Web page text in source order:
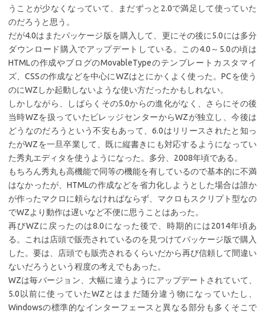
うことが少なくなっていて、まだずっと2.0で満足して使っていた
のだろうと思う。
だが4.0はまたパッケージ版を購入して、更にその後に5.0には多分
ダウンロード購入でアップデートしている。この4.0～5.0の頃は
HTMLの作成やブログのMovableTypeのテンプレートカスタマイ
ズ、CSSの作成などを中心にWZはとにかくよく使った。PCを使う
のにWZしか起動しないような使い方だったかもしれない。
しかしながら、しばらくその5.0からの進化がなく、さらにその後
当時WZを扱っていたビレッジセンターからWZが独立し、今後は
どうなのだろうという不安もあって、6.0はリリースされたと知っ
たがWZを一旦卒業して、既に縦書きにも対応するようになってい
た秀丸エディタを使うようになった。多分、2008年頃である。
もちろん秀丸も高機能で同等の機能を有しているので基本的に不満
はなかったが、HTMLの作成などを省力化しようとした場合は誰か
が作ったマクロに頼らなければならず、マクロもスクリプト型なの
でWZより動作は遅いなど不便に思うことはあった。
再びWZに戻ったのは8.0になった後で、時期的には2014年頃あ
る。これは店頭で販売されているのを見つけてパッケージ版で購入
した。要は、店頭でも販売されるくらいだから再び信頼して間違い
ないだろうという程度の考えでもあった。
WZは毎バージョン、大幅に違うようにアップデートされていて、
5.0以前に使っていたWZとはまだ随分違う物になっていたし、
Windowsの標準的なインターフェースと異なる部分も多くそこで